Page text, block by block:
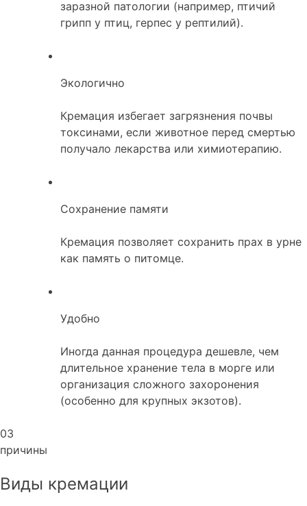
заразной патологии (например, птичий
грипп у птиц, герпес у рептилий).
Экологично
Кремация избегает загрязнения почвы
токсинами, если животное перед смертью
получало лекарства или химиотерапию.
Сохранение памяти
Кремация позволяет сохранить прах в урне
как память о питомце.
Удобно
Иногда данная процедура дешевле, чем
длительное хранение тела в морге или
организация сложного захоронения
(особенно для крупных экзотов).
03
причины
Виды кремации